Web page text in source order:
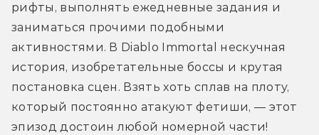
рифты, выполнять ежедневные задания и
заниматься прочими подобными
активностями. В Diablo Immortal нескучная
история, изобретательные боссы и крутая
постановка сцен. Взять хоть сплав на плоту,
который постоянно атакуют фетиши, — этот
эпизод достоин любой номерной части!